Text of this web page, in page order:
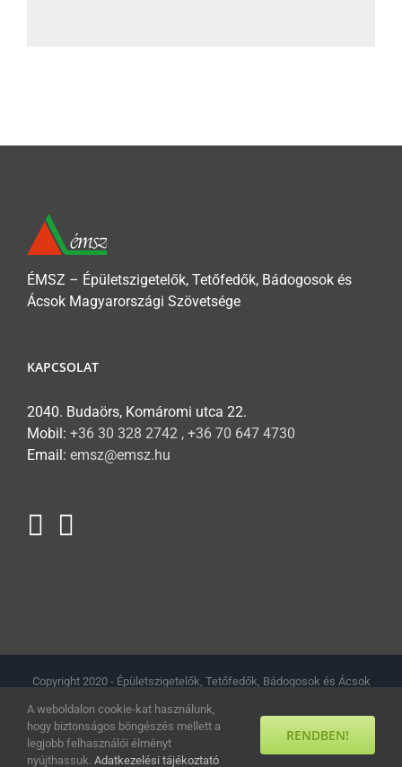
ÉMSZ – Épületszigetelők, Tetőfedők, Bádogosok és
Ácsok Magyarországi Szövetsége
KAPCSOLAT
2040. Budaörs, Komáromi utca 22.
Mobil: +36 30 328 2742 , +36 70 647 4730
Email: emsz@emsz.hu
Copyright 2020 - Épületszigetelők, Tetőfedők, Bádogosok és Ácsok
tájékoztató
A weboldalon cookie-kat használunk,
hogy biztonságos böngészés mellett a
legjobb felhasználói élményt
nyújthassuk. Adatkezelési tájékoztató
RENDBEN!